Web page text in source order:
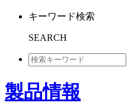
キーワード検索
SEARCH
製品情報